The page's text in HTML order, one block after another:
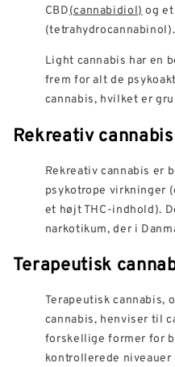
CBD(cannabidiol) og
(tetrahydrocannabinol).
Light cannabis har en
frem for alt de
cannabis, hvilket er
Rekreativ cannabis
Rekreativ cannabis er
psykotrope virkninger
et højt THC-indhold).
narkotikum, der i
Terapeutisk
Terapeutisk cannabis,
cannabis, henviser til
forskellige former for
kontrollerede niveauer